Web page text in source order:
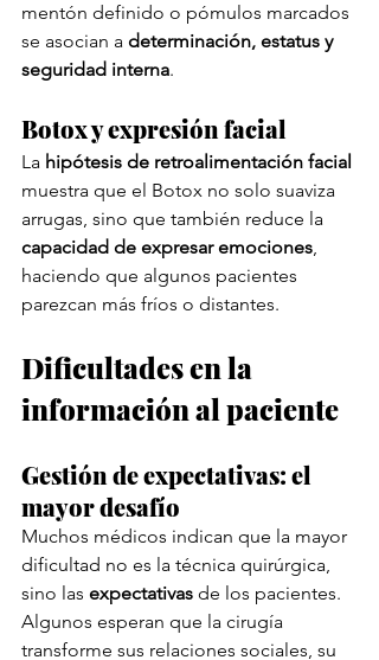
mentón definido o pómulos marcados
se asocian a determinación, estatus y
seguridad interna.
Botox y expresión facial
La hipótesis de retroalimentación facial
muestra que el Botox no solo suaviza
arrugas, sino que también reduce la
capacidad de expresar emociones,
haciendo que algunos pacientes
parezcan más fríos o distantes.
Dificultades en la
información al paciente
Gestión de expectativas: el
mayor desafío
Muchos médicos indican que la mayor
dificultad no es la técnica quirúrgica,
sino las expectativas de los pacientes.
Algunos esperan que la cirugía
transforme sus relaciones sociales, su